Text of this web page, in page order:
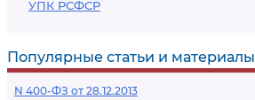
УПК РСФСР
Популярные статьи и материалы
N 400-ФЗ от 28.12.2013